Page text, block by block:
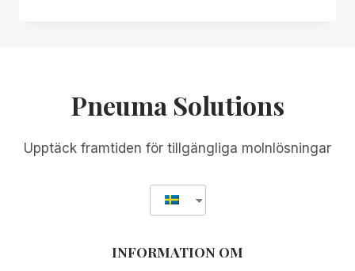
AV
1150
Pneuma Solutions
Upptäck framtiden för tillgängliga molnlösningar
INFORMATION OM